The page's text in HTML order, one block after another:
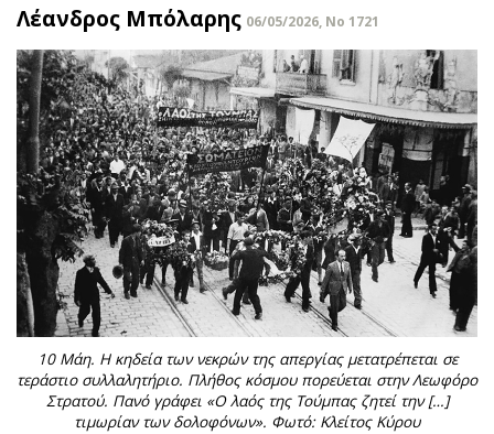
Λέανδρος Μπόλαρης 06/05/2026, No 1721
10 Μάη. Η κηδεία των νεκρών της απεργίας μετατρέπεται σε
τεράστιο συλλαλητήριο. Πλήθος κόσμου πορεύεται στην Λεωφόρο
Στρατού. Πανό γράφει «Ο λαός της Τούμπας ζητεί την […]
τιμωρίαν των δολοφόνων». Φωτό: Κλείτος Κύρου